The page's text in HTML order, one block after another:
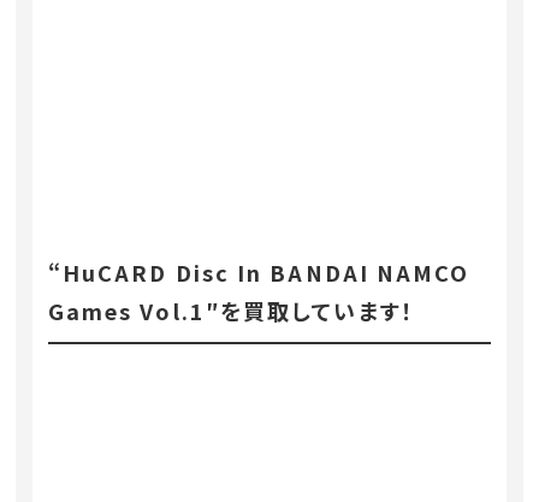
“HuCARD Disc In BANDAI NAMCO
Games Vol.1″を買取しています！